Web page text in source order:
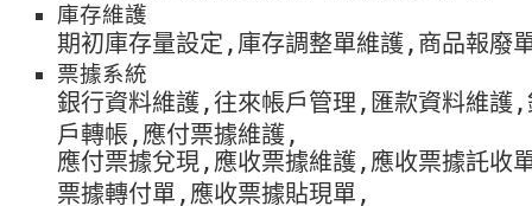
庫存維護
期初庫存量設定,庫存調整單維護,商品報廢
票據系統
銀行資料維護,往來帳戶管理,匯款資料維護
戶轉帳,應付票據維護,
應付票據兌現,應收票據維護,應收票據託收
票據轉付單,應收票據貼現單,